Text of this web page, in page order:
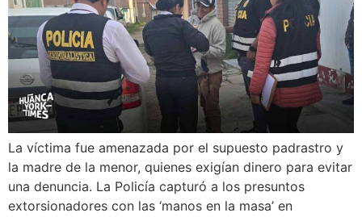
La víctima fue amenazada por el supuesto padrastro y
la madre de la menor, quienes exigían dinero para evitar
una denuncia. La Policía capturó a los presuntos
extorsionadores con las ‘manos en la masa’ en